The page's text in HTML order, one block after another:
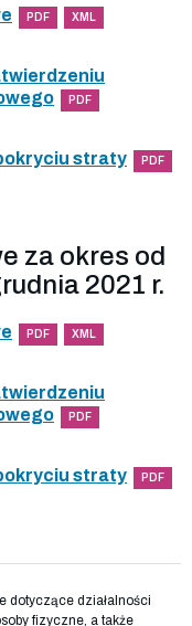
PDF XML
PDF
straty PDF
za okres od
2021 r.
PDF XML
PDF
straty PDF
dotyczące działalności
fizyczne, a także